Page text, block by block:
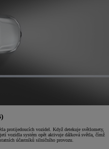
protijedoucích vozidel. Když detekuje světlomety,
vozidla systém opět aktivuje dálková světla, čímž
účastníků silničního provozu.